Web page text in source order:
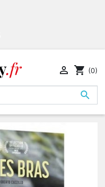

 shopping_cart (0)